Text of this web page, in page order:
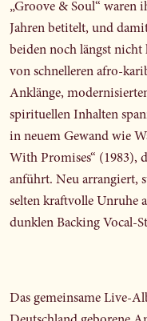
„Groove & Soul“ waren
Jahren betitelt, und
beiden noch längst nicht
von schnelleren afro-
Anklänge,
spirituellen Inhalten
in neuem Gewand wie
With Promises“ (1983),
anführt. Neu arrangiert,
selten kraftvolle Unruhe
dunklen Backing Vocal-
Das gemeinsame Live-